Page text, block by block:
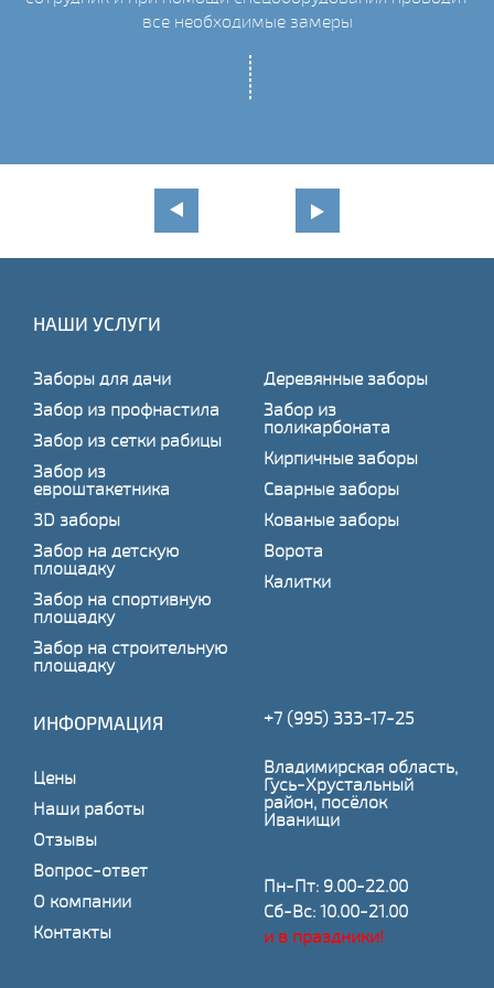
все необходимые замеры
НАШИ УСЛУГИ
Заборы для дачи
Забор из профнастила
Забор из сетки рабицы
Забор из
евроштакетника
3D заборы
Забор на детскую
площадку
Забор на спортивную
площадку
Забор на строительную
площадку
Деревянные заборы
Забор из
поликарбоната
Кирпичные заборы
Сварные заборы
Кованые заборы
Ворота
Калитки
ИНФОРМАЦИЯ
Цены
Наши работы
Отзывы
Вопрос-ответ
О компании
Контакты
+7 (995) 333-17-25
Владимирская область,
Гусь-Хрустальный
район, посёлок
Иванищи
Пн-Пт: 9.00-22.00
Сб-Вс: 10.00-21.00
и в праздники!